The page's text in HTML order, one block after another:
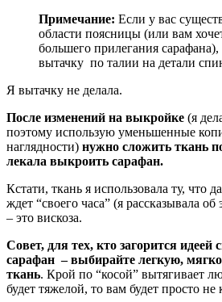
Примечание: Если у вас
области поясницы (или вам
большего прилегания
вытачку по талии на детали
Я вытачку не делала.
После изменений на выкройке (я
поэтому использую уменьшенные
наглядности) нужно сложить ткань
лекала выкроить сарафан.
Кстати, ткань я использовала ту, что
ждет “своего часа” (я рассказывала
– это вискоза.
Совет, для тех, кто загорится
сарафан – выбирайте легкую,
ткань. Крой по “косой” вытягивает
будет тяжелой, то вам будет просто